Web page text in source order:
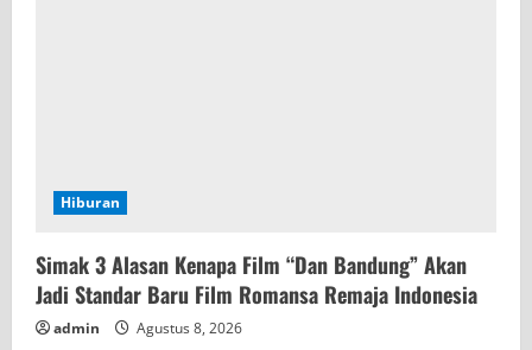
Hiburan
Simak 3 Alasan Kenapa Film “Dan Bandung” Akan
Jadi Standar Baru Film Romansa Remaja Indonesia
admin Agustus 8, 2026